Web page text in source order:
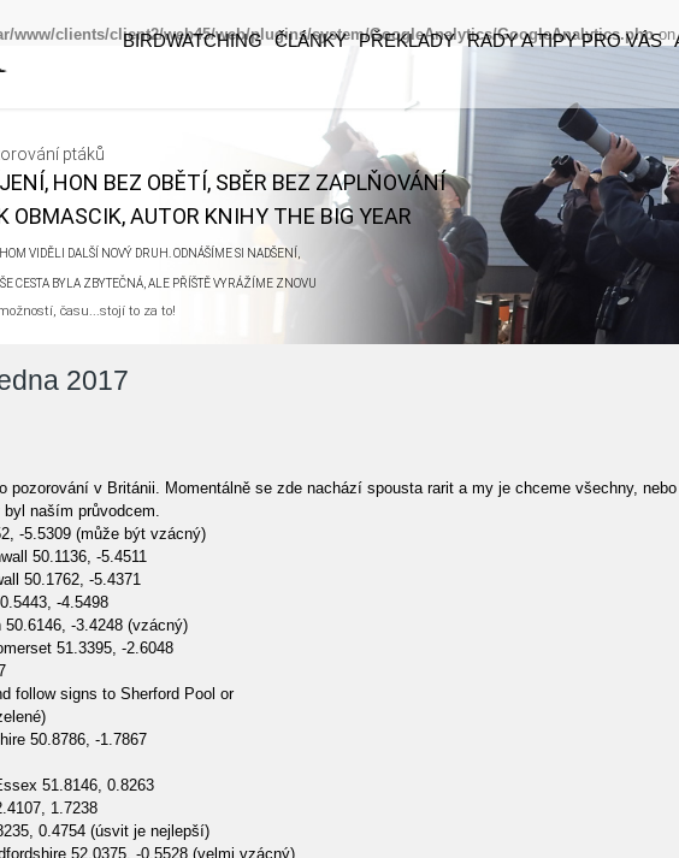
www/clients/client2/web45/web/plugins/system/GoogleAnalytics/GoogleAnalytics.phpon
BIRDWATCHING ČLÁNKY PŘEKLADY RADY A TIPY PRO VÁS
ptáků
HON BEZ OBĚTÍ, SBĚR BEZ ZAPLŇOVÁNÍ
OBMASCIK, AUTOR KNIHY THE BIG YEAR
VIDĚLI DALŠÍ NOVÝ DRUH. ODNÁŠÍME SI NADŠENÍ,
CESTA BYLA ZBYTEČNÁ, ALE PŘÍŠTĚ VYRÁŽÍME ZNOVU
času...stojí to za to!
2017
pozorování v Británii. Momentálně se zde nachází spousta rarit a my je chceme všechny,
naším průvodcem.
-5.5309 (může být vzácný)
50.1136, -5.4511
50.1762, -5.4371
-4.5498
50.6146, -3.4248 (vzácný)
51.3395, -2.6048
follow signs to Sherford Pool or
50.8786, -1.7867
51.8146, 0.8263
1.7238
0.4754 (úsvit je nejlepší)
52.0375, -0.5528 (velmi vzácný)